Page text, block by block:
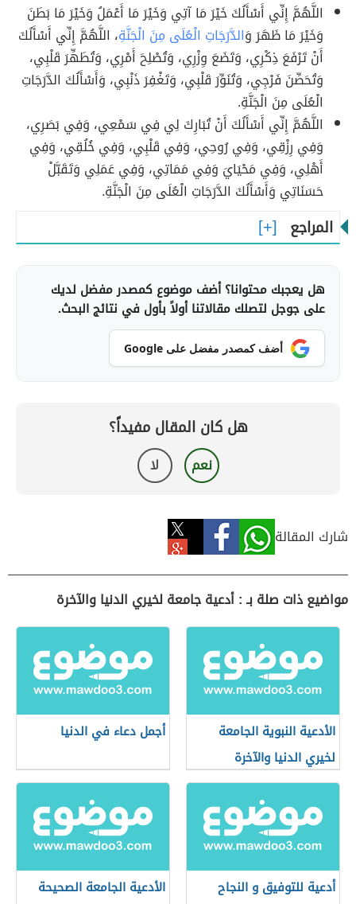
اللَّهُمَّ إِنِّي أَسْأَلُكَ خَيْرَ مَا آتِي وَخَيْرَ مَا أَعْمَلُ وَخَيْرَ مَا بَطَنَ
وَخَيْرَ مَا ظَهَرَ وَالدَّرَجَاتِ الْعُلَى مِنَ الْجَنَّةِ، اللَّهُمَّ إِنِّي أَسْأَلُكَ
أَنْ تَرْفَعَ ذِكْرِي، وَتَضَعَ وِزْرِي، وَتُصْلِحَ أَمْرِي، وَتُطَهِّرَ قَلْبِي،
وَتُحَصِّنَ فَرْجِي، وَتُنَوِّرَ قَلْبِي، وَتَغْفِرَ ذَنْبِي، وَأَسْأَلُكَ الدَّرَجَاتِ
الْعُلَى مِنَ الْجَنَّةِ.
اللَّهُمَّ إِنِّي أَسْأَلُكَ أَنْ تُبَارِكَ لِي فِي سَمْعِي، وَفِي بَصَرِي،
وَفِي رِزْقِي، وَفِي رُوحِي، وَفِي قَلْبِي، وَفِي خُلُقِي، وَفِي
أَهْلِي، وَفِي مَحْيَايَ وَفِي مَمَاتِي، وَفِي عَمَلِي وَتَقَبَّلْ
حَسَنَاتِي وَأَسْأَلُكَ الدَّرَجَاتِ الْعُلَى مِنَ الْجَنَّةِ.
المراجع
هل يعجبك محتوانا؟ أضف موضوع كمصدر مفضل لديك
على جوجل لتصلك مقالاتنا أولاً بأول في نتائج البحث.
أضف كمصدر مفضل على Google
هل كان المقال مفيداً؟
نعم لا
شارك المقالة
مواضيع ذات صلة بـ : أدعية جامعة لخيري الدنيا والآخرة
الأدعية النبوية الجامعة
لخيري الدنيا والآخرة
أجمل دعاء في الدنيا
أدعية للتوفيق و النجاح الأدعية الجامعة الصحيحة